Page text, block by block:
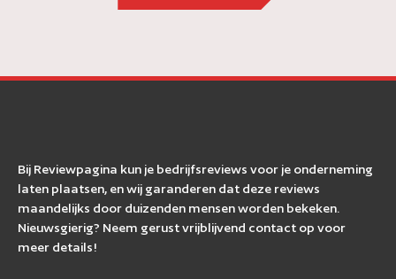
Bij Reviewpagina kun je bedrijfsreviews voor je onderneming
laten plaatsen, en wij garanderen dat deze reviews
maandelijks door duizenden mensen worden bekeken.
Nieuwsgierig? Neem gerust vrijblijvend contact op voor
meer details!